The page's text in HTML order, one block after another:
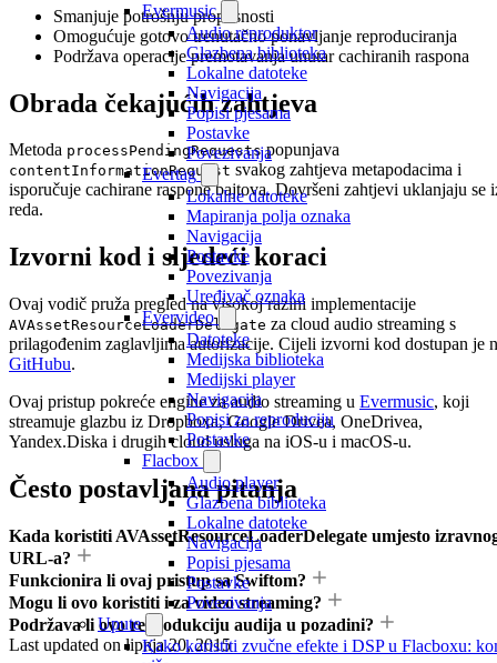
Evermusic
Audio reproduktor
Glazbena biblioteka
Lokalne datoteke
Navigacija
Popisi pjesama
Postavke
Povezivanja
Evertag
Lokalne datoteke
Mapiranja polja oznaka
Navigacija
Postavke
Povezivanja
Uređivač oznaka
Evervideo
Datoteke
Medijska biblioteka
Medijski player
Navigacija
Popisi za reproduciju
Postavke
Flacbox
Audio player
Glazbena biblioteka
Lokalne datoteke
Navigacija
Popisi pjesama
Postavke
Povezivanja
Upute
Kako koristiti zvučne efekte i DSP u Flacboxu:
Smanjuje potrošnju propusnosti
Omogućuje gotovo trenutačno ponavljanje reproduciranja
Podržava operacije premotavanja unutar cachiranih raspona
Obrada čekajućih zahtjeva
Metoda processPendingRequestspopunjava
contentInformationRequest svakog zahtjeva metapodacima i
isporučuje cachirane raspone bajtova. Dovršeni zahtjevi uklanjaju se
reda.
Izvorni kod i sljedeći koraci
Ovaj vodič pruža pregled na visokoj razini implementacije
AVAssetResourceLoaderDelegate za cloud audio streaming s
prilagođenim zaglavljima autorizacije. Cijeli izvorni kod dostupan je
GitHubu.
Ovaj pristup pokreće engine za audio streaming u Evermusic, koji
streamuje glazbu iz Dropboxa, Google Drivea, OneDrivea,
Yandex.Diska i drugih cloud usluga na iOS-u i macOS-u.
Često postavljana pitanja
Kada koristiti AVAssetResourceLoaderDelegate umjesto
URL-a?
Funkcionira li ovaj pristup sa Swiftom?
Mogu li ovo koristiti i za video streaming?
Podržava li ovo reprodukciju audija u pozadini?
Last updated onlipnja 20, 2015